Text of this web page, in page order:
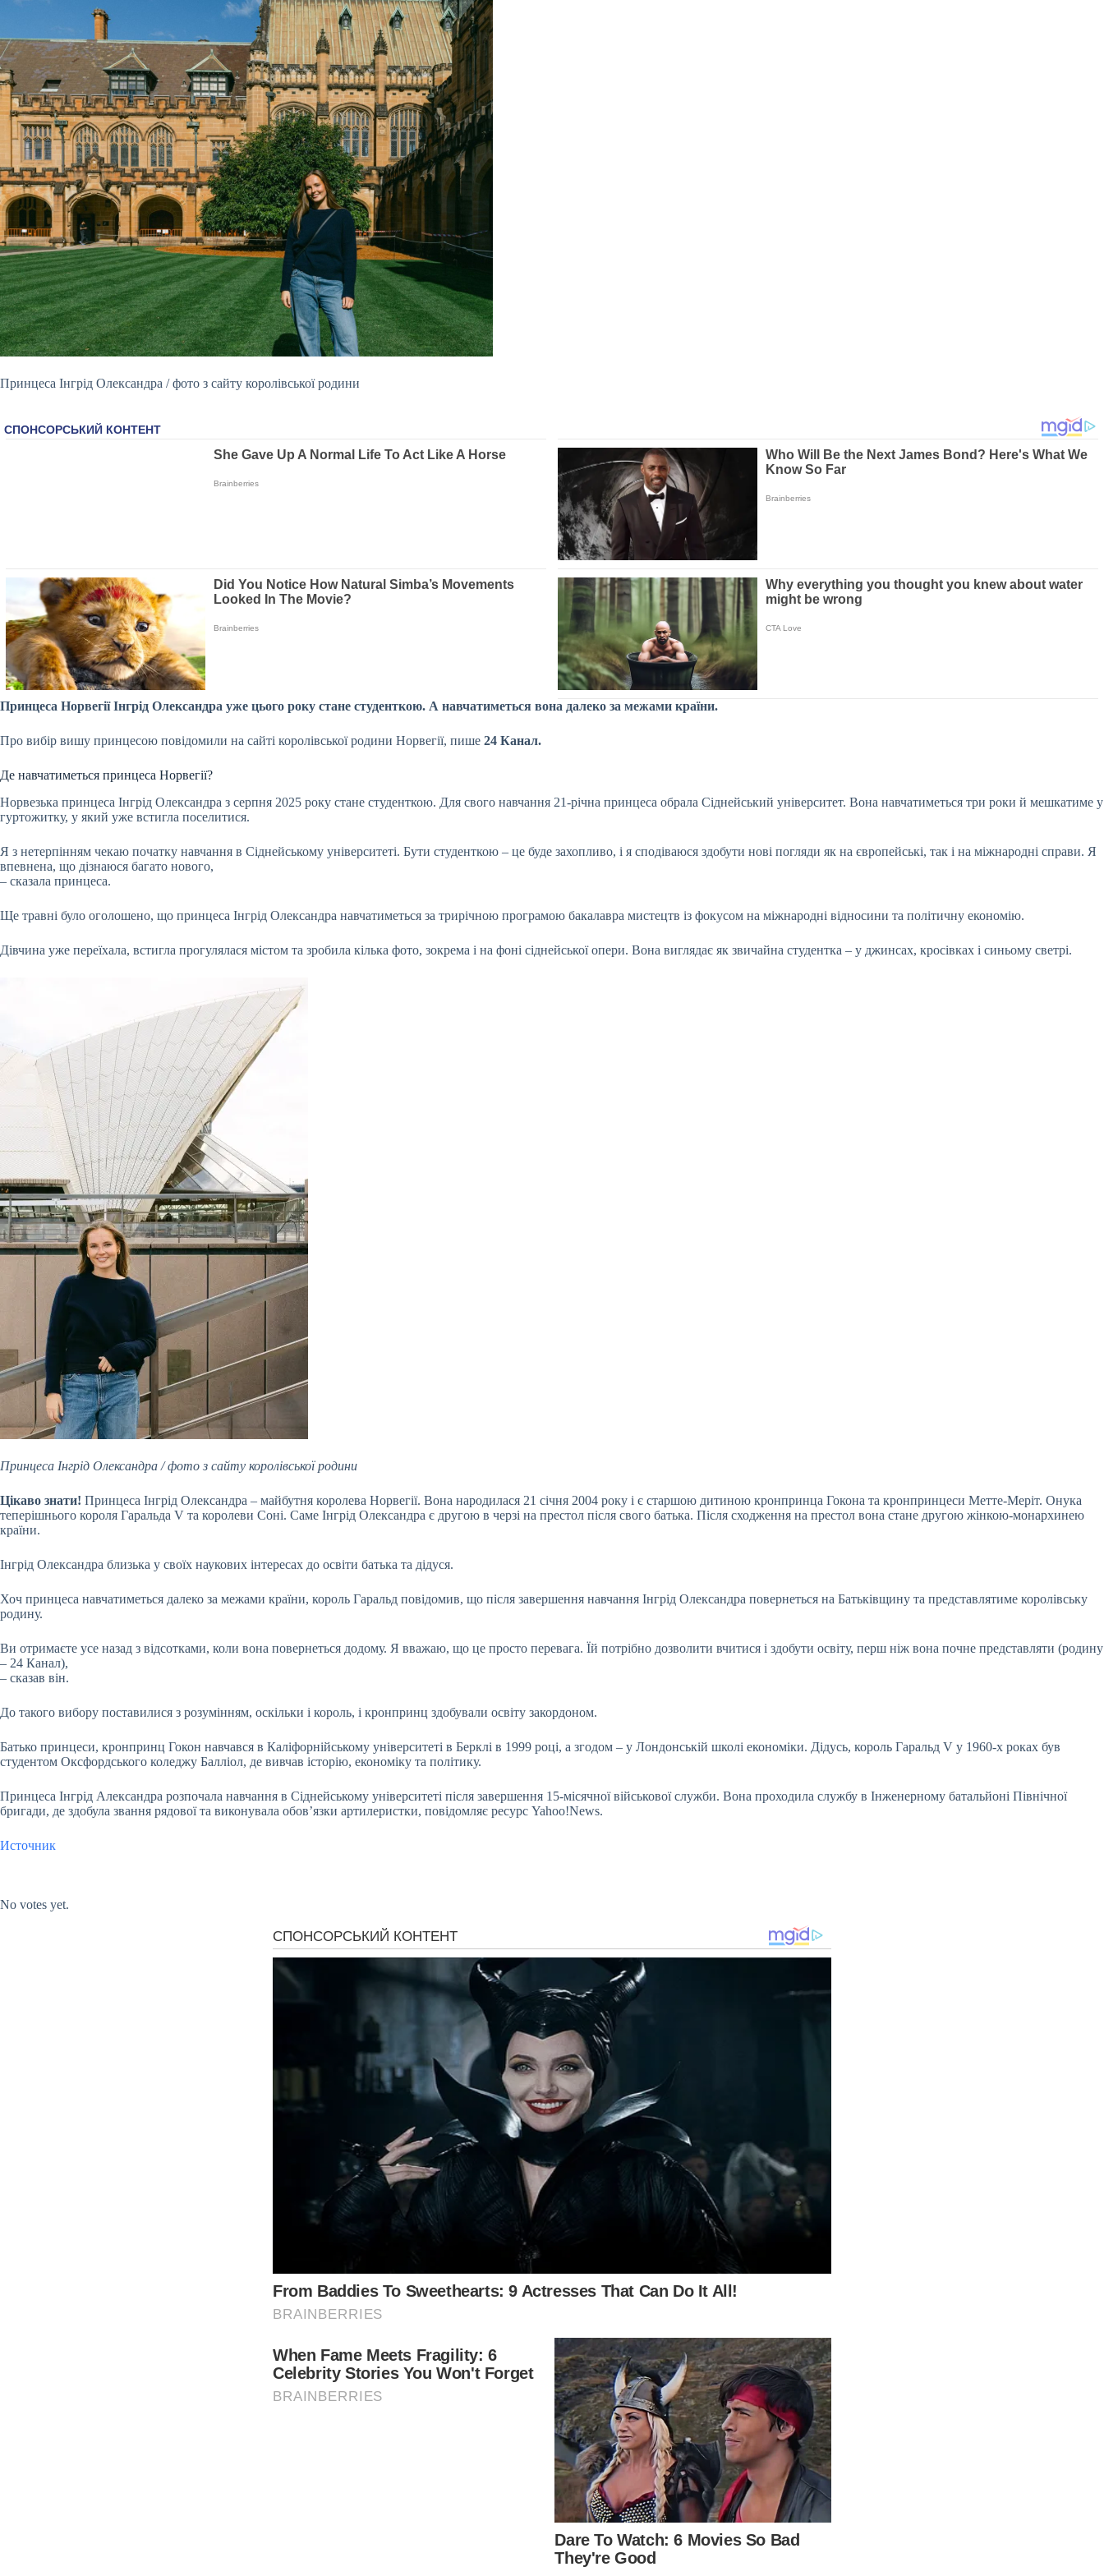
Принцеса Інгрід Олександра /фото з сайту королівської родини
Принцеса Норвегії Інгрід Олександра уже цього року стане студенткою. А навчатиметься вона далеко за межами країни.
Про вибір вишу принцесою повідомили на сайті королівської родини Норвегії, пише 24 Канал.
Де навчатиметься принцеса Норвегії?
Норвезька принцеса Інгрід Олександра з серпня 2025 року стане студенткою. Для свого навчання 21-річна принцеса обрала Сіднейський університет. Вона навчатиметься три роки й мешкатиме у
гуртожитку, у який уже встигла поселитися.
Я з нетерпінням чекаю початку навчання в Сіднейському університеті. Бути студенткою – це буде захопливо, і я сподіваюся здобути нові погляди як на європейські, так і на міжнародні справи. Я
впевнена, що дізнаюся багато нового,
– сказала принцеса.
Ще травні було оголошено, що принцеса Інгрід Олександра навчатиметься за трирічною програмою бакалавра мистецтв із фокусом на міжнародні відносини та політичну економію.
Дівчина уже переїхала, встигла прогулялася містом та зробила кілька фото, зокрема і на фоні сіднейської опери. Вона виглядає як звичайна студентка – у джинсах, кросівках і синьому светрі.
Принцеса Інгрід Олександра / фото з сайту королівської родини
Цікаво знати! Принцеса Інгрід Олександра – майбутня королева Норвегії. Вона народилася 21 січня 2004 року і є старшою дитиною кронпринца Гокона та кронпринцеси Метте-Меріт. Онука
теперішнього короля Гаральда V та королеви Соні. Саме Інгрід Олександра є другою в черзі на престол після свого батька. Після сходження на престол вона стане другою жінкою-монархинею
країни.
Інгрід Олександра близька у своїх наукових інтересах до освіти батька та дідуся.
Хоч принцеса навчатиметься далеко за межами країни, король Гаральд повідомив, що після завершення навчання Інгрід Олександра повернеться на Батьківщину та представлятиме королівську
родину.
Ви отримаєте усе назад з відсотками, коли вона повернеться додому. Я вважаю, що це просто перевага. Їй потрібно дозволити вчитися і здобути освіту, перш ніж вона почне представляти (родину
– 24 Канал),
– сказав він.
До такого вибору поставилися з розумінням, оскільки і король, і кронпринц здобували освіту закордоном.
Батько принцеси, кронпринц Гокон навчався в Каліфорнійському університеті в Берклі в 1999 році, а згодом – у Лондонській школі економіки. Дідусь, король Гаральд V у 1960-х роках був
студентом Оксфордського коледжу Балліол, де вивчав історію, економіку та політику.
Принцеса Інгрід Александра розпочала навчання в Сіднейському університеті після завершення 15-місячної військової служби. Вона проходила службу в Інженерному батальйоні Північної
бригади, де здобула звання рядової та виконувала обов’язки артилеристки, повідомляє ресурс Yahoo!News.
Источник
No votes yet.